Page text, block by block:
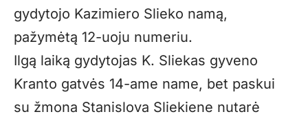
gydytojo Kazimiero Slieko namą,
pažymėtą 12-uoju numeriu.
Ilgą laiką gydytojas K. Sliekas gyveno
Kranto gatvės 14-ame name, bet paskui
su žmona Stanislova Sliekiene nutarė